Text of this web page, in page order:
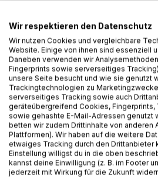
studies to help you live a long and
When you understand the
diet, how to make it a lifestyle, and
it, you'll be motivated to make it
you excited about going plant-
you are doing so.
This book covers
Breakfast recipes
Lunch recipes
Dinner recipes
Snacks recipes
Dessert recipes
Wir respektieren den Datenschutz
Wir nutzen Cookies und vergleichbare
Website. Einige von ihnen sind essenziell
Daneben verwenden wir
Fingerprints sowie serverseitiges
unsere Seite besucht und wie sie genutzt
Trackingtechnologien zu
serverseitiges Tracking sowie auch
geräteübergreifend Cookies, Fingerprints,
sowie gehashte E-Mail-Adressen genutzt
betten wir zudem Drittinhalte von anderen
Plattformen). Wir haben auf die weitere
etwaiges Tracking durch den Drittanbieter
Einstellung willigst du in die oben
kannst deine Einwilligung (z. B. im Footer
jederzeit mit Wirkung für die Zukunft